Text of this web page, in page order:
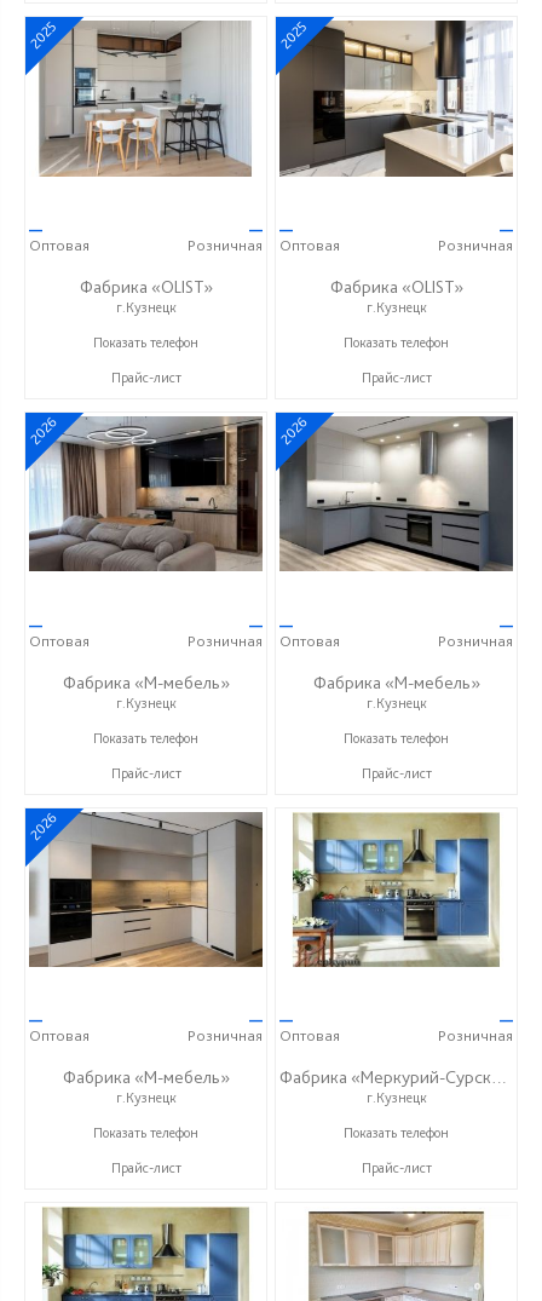
2025
—
Оптовая
—
Розничная
Фабрика «OLIST»
г.Кузнецк
+7 937 412 77 79
Показать телефон
Прайс-лист
2025
—
Оптовая
—
Розничная
Фабрика «OLIST»
г.Кузнецк
+7 937 412 77 79
Показать телефон
Прайс-лист
2026
—
Оптовая
—
Розничная
Фабрика «М-мебель»
г.Кузнецк
+7 (902) 349-19-19
Показать телефон
Прайс-лист
2026
—
Оптовая
—
Розничная
Фабрика «М-мебель»
г.Кузнецк
+7 (902) 349-19-19
Показать телефон
Прайс-лист
2026
—
Оптовая
—
Розничная
Фабрика «М-мебель»
г.Кузнецк
+7 (902) 349-19-19
Показать телефон
Прайс-лист
—
Оптовая
—
Розничная
Фабрика «Меркурий-Сурский»
г.Кузнецк
+7 (8415) 73-05-06
Показать телефон
Прайс-лист